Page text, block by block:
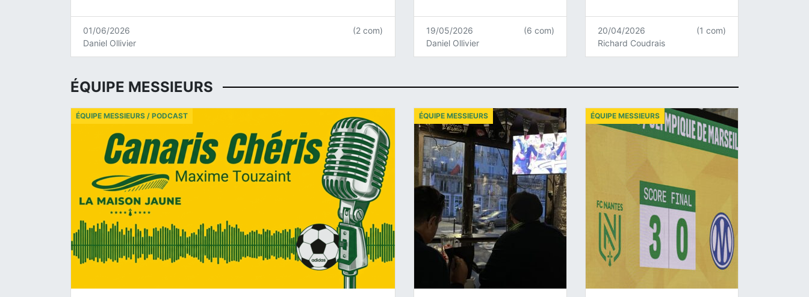
01/06/2026
Daniel Ollivier
(2 com)
19/05/2026
Daniel Ollivier
(6 com)
20/04/2026
Richard Coudrais
(1 com)
ÉQUIPE MESSIEURS
ÉQUIPE MESSIEURS / PODCAST ÉQUIPE MESSIEURS ÉQUIPE MESSIEURS